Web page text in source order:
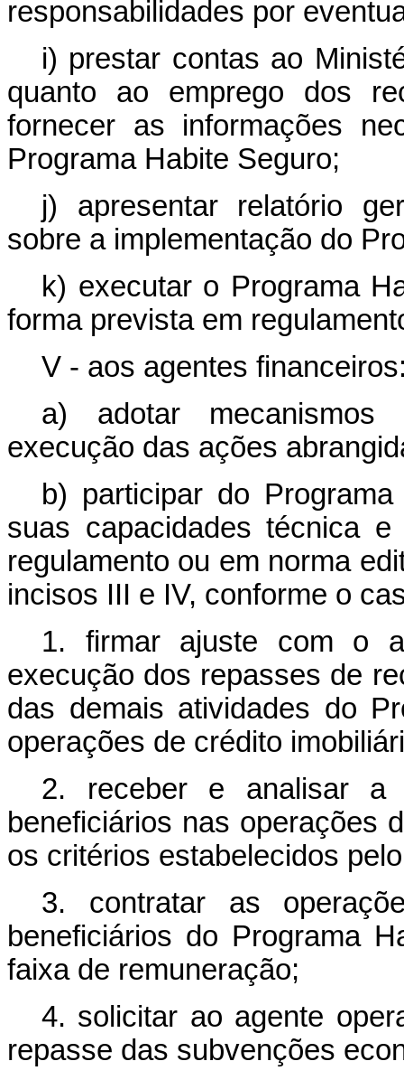
responsabilidades por
i) prestar contas ao
quanto ao emprego dos
fornecer as informações
Programa Habite Seguro;
j) apresentar relatório
sobre a implementação do
k) executar o Programa
forma prevista em
V - aos agentes
a) adotar mecanismos
execução das ações
b) participar do
suas capacidades técnica
regulamento ou em norma
incisos III e IV, conforme o
1. firmar ajuste com o
execução dos repasses de
das demais atividades do
operações de crédito
2. receber e analisar a
beneficiários nas operações
os critérios estabelecidos
3. contratar as
beneficiários do Programa
faixa de remuneração;
4. solicitar ao agente
repasse das subvenções